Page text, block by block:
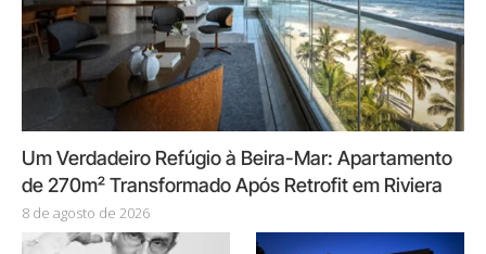
Um Verdadeiro Refúgio à Beira-Mar: Apartamento
de 270m² Transformado Após Retrofit em Riviera
8 de agosto de 2026